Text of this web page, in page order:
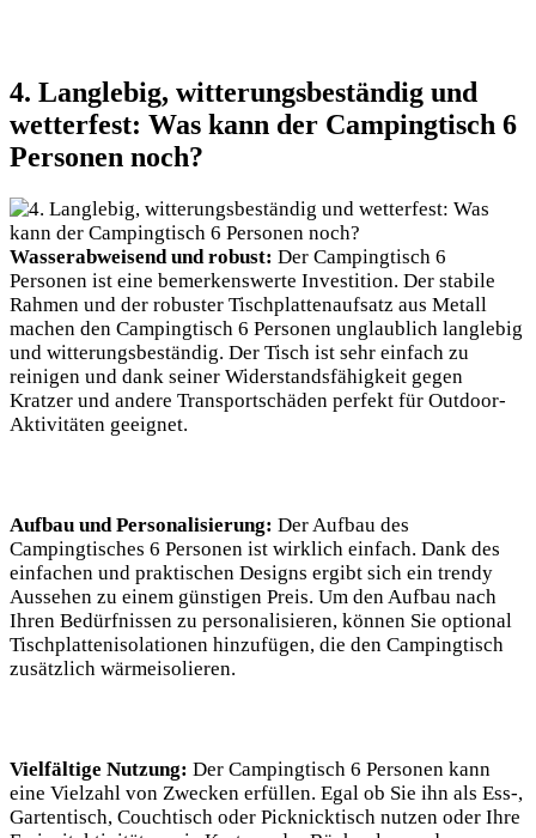
4. Langlebig, witterungsbeständig und
wetterfest: Was kann der Campingtisch 6
Personen noch?
Wasserabweisend und robust: Der Campingtisch 6
Personen ist eine bemerkenswerte Investition. Der stabile
Rahmen und der robuster Tischplattenaufsatz aus Metall
machen den Campingtisch 6 Personen unglaublich langlebig
und witterungsbeständig. Der Tisch ist sehr einfach zu
reinigen und dank seiner Widerstandsfähigkeit gegen
Kratzer und andere Transportschäden perfekt für Outdoor-
Aktivitäten geeignet.
Aufbau und Personalisierung: Der Aufbau des
Campingtisches 6 Personen ist wirklich einfach. Dank des
einfachen und praktischen Designs ergibt sich ein trendy
Aussehen zu einem günstigen Preis. Um den Aufbau nach
Ihren Bedürfnissen zu personalisieren, können Sie optional
Tischplattenisolationen hinzufügen, die den Campingtisch
zusätzlich wärmeisolieren.
Vielfältige Nutzung: Der Campingtisch 6 Personen kann
eine Vielzahl von Zwecken erfüllen. Egal ob Sie ihn als Ess-,
Gartentisch, Couchtisch oder Picknicktisch nutzen oder Ihre